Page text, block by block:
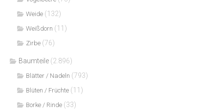
Weide (132)
Weißdorn (11)
Zirbe (76)
Baumteile (2.896)
Blätter / Nadeln (793)
Blüten / Früchte (11)
Borke / Rinde (33)